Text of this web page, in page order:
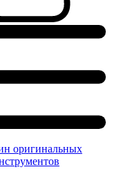
оригинальных